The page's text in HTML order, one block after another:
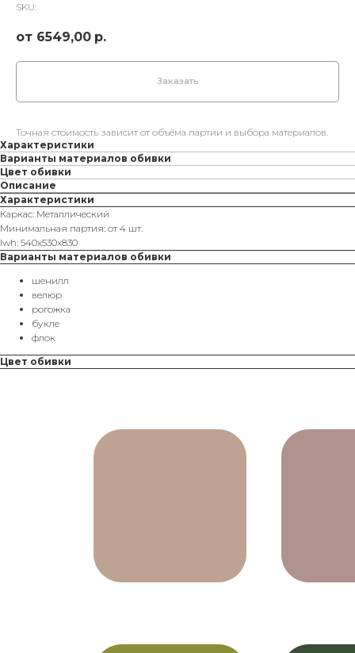
SKU:
6549,00 р.
Заказать
Точная стоимость зависит от объёма партии и выбора материалов.
Характеристики
Варианты материалов обивки
Цвет обивки
Описание
Характеристики
Каркас: Металлический
Минимальная партия: от 4 шт.
lwh: 540x530x830
Варианты материалов обивки
шенилл
велюр
рогожка
букле
флок
Цвет обивки